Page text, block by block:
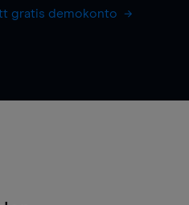
gratis demokonto